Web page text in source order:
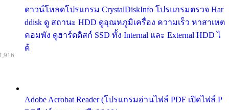
ดาวน์โหลดโปรแกรม CrystalDiskInfo โปรแกรมตรวจ Har
ddisk ดู สถานะ HDD ดูอุณหภูมิเครื่อง ความเร็ว หาสาเหต
คอมพัง ดูฮาร์ดดิสก์ SSD ทั้ง Internal และ External HDD ไ
ด้
Adobe Acrobat Reader (โปรแกรมอ่านไฟล์ PDF เปิดไฟล์ P